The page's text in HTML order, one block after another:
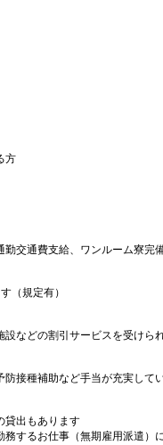
方
交通費支給、ワンルーム寮完
（規定有）
などの割引サービスを受けら
防接種補助など手当が充実して
貸出もあります
するお仕事（無期雇用派遣